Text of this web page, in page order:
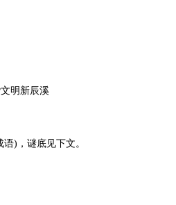
明新辰溪
)，谜底见下文。